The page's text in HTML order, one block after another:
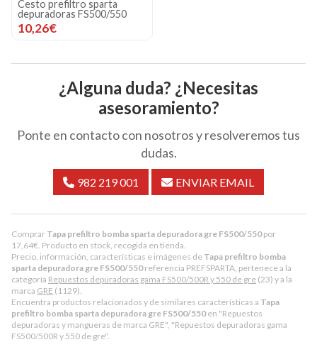
Comprar Tapa prefiltro bomba sparta depuradora gre FS500/550por
17,64€ . Producto en stock, recogida en tienda.
Precio, información, características e imágenes de Tapa prefiltro bomba
sparta depuradora gre FS500/550referencia PREFSPARTA, pertenece a la
categoría Repuestos depuradoras gama FS500/500R y 550 de gre (23) y a la
marca GRE (1129).
Encuentra productos relacionados y de similares características a Tapa
prefiltro bomba sparta depuradora gre FS500/550en "Repuestos
depuradoras y mangueras de marca GRE", "Repuestos depuradoras gama
FS500/500R y 550 de gre".
Cesto prefiltro sparta
depuradoras FS500/550
10,26€
¿Alguna duda? ¿Necesitas
asesoramiento?
Ponte en contacto con nosotros y resolveremos tus
dudas.
982 219 001 ENVIAR EMAIL